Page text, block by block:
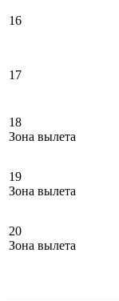
16
17
18
Зона вылета
19
Зона вылета
20
Зона вылета